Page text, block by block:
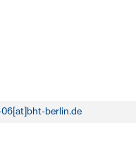
berlin.de